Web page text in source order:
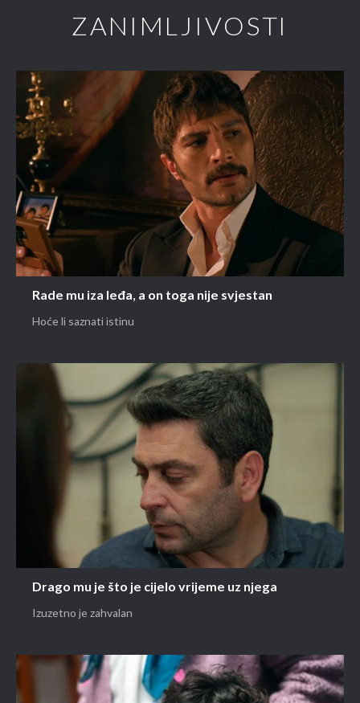
ZANIMLJIVOSTI
Rade mu iza leđa, a on toga nije svjestan
Hoće li saznati istinu
Drago mu je što je cijelo vrijeme uz njega
Izuzetno je zahvalan